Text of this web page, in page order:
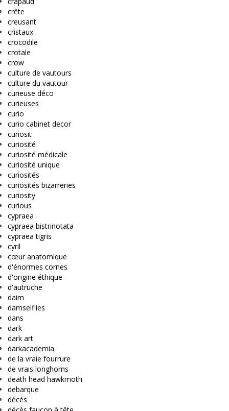
crête
creusant
cristaux
crocodile
crotale
crow
culture de vautours
culture du vautour
curieuse déco
curieuses
curio
curio cabinet decor
curiosit
curiosité
curiosité médicale
curiosité unique
curiosités
curiosités bizarreries
curiosity
curious
cypraea
cypraea bistrinotata
cypraea tigris
cyril
cœur anatomique
d'énormes cornes
d'origine éthique
d'autruche
daim
damselflies
dans
dark
dark art
darkacademia
de la vraie fourrure
de vrais longhorns
death head hawkmoth
debarque
décès